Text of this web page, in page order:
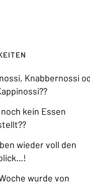
Knabbernossi
kein Essen
wieder voll den
wurde von